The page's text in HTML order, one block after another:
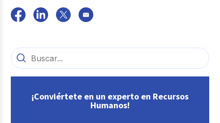
¡Conviértete en un experto en Recursos
Humanos!